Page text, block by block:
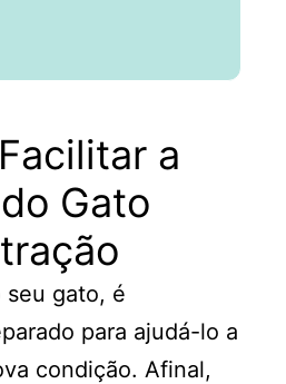
a
Gato
seu gato, é
para ajudá-lo a
condição. Afinal,